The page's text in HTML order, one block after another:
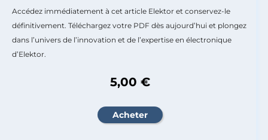
Accédez immédiatement à cet article Elektor et conservez-le
définitivement. Téléchargez votre PDF dès aujourd’hui et plongez
dans l’univers de l’innovation et de l’expertise en électronique
d’Elektor.
5,00 €